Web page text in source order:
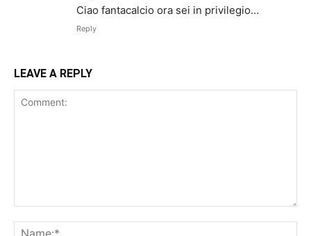
Ciao fantacalcio ora sei in privilegio…
Reply
LEAVE A REPLY